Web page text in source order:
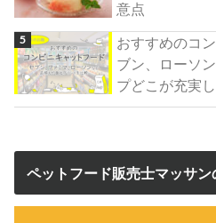
意点
おすすめのコ
ブン、ローソ
プどこが充実
ペットフード販売士マッサン